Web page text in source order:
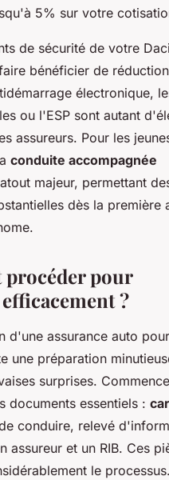
5% sur votre
de sécurité de votre
bénéficier de
électronique,
ou l'ESP sont autant
assureurs. Pour les
conduite accompagnée
majeur, permettant
dès la première
procéder pour
?
d'une assurance auto
une préparation
surprises.
documents essentiels :
conduire, relevé
assureur et un RIB. Ces
le processus.